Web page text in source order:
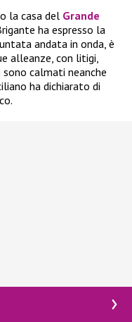
la casa del Grande
ha espresso la
andata in onda, è
alleanze, con litigi,
calmati neanche
ha dichiarato di